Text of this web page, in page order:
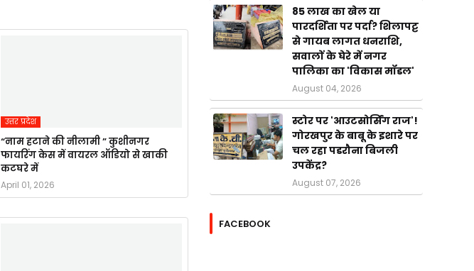
उत्तर प्रदेश
“नाम हटाने की नीलामी ” कुशीनगर
फायरिंग केस में वायरल ऑडियो से खाकी
कटघरे में
April 01, 2026
85 लाख का खेल या
पारदर्शिता पर पर्दा? शिलापट्ट
से गायब लागत धनराशि,
सवालों के घेरे में नगर
पालिका का 'विकास मॉडल'
August 04, 2026
स्टोर पर 'आउटसोर्सिंग राज'!
गोरखपुर के बाबू के इशारे पर
चल रहा पडरौना बिजली
उपकेंद्र?
August 07, 2026
FACEBOOK